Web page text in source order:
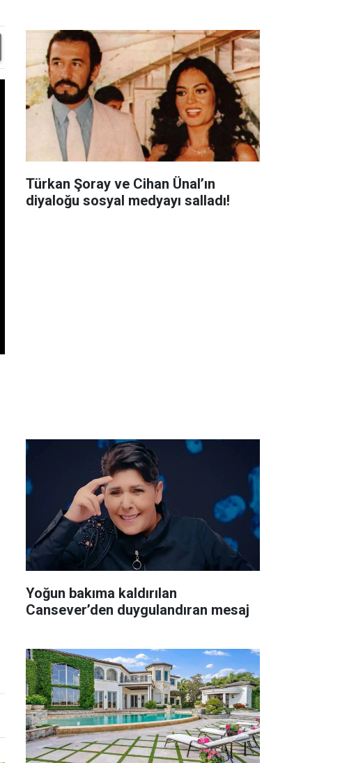
Türkan Şoray ve Cihan Ünal’ın
diyaloğu sosyal medyayı salladı!
Yoğun bakıma kaldırılan
Cansever’den duygulandıran mesaj